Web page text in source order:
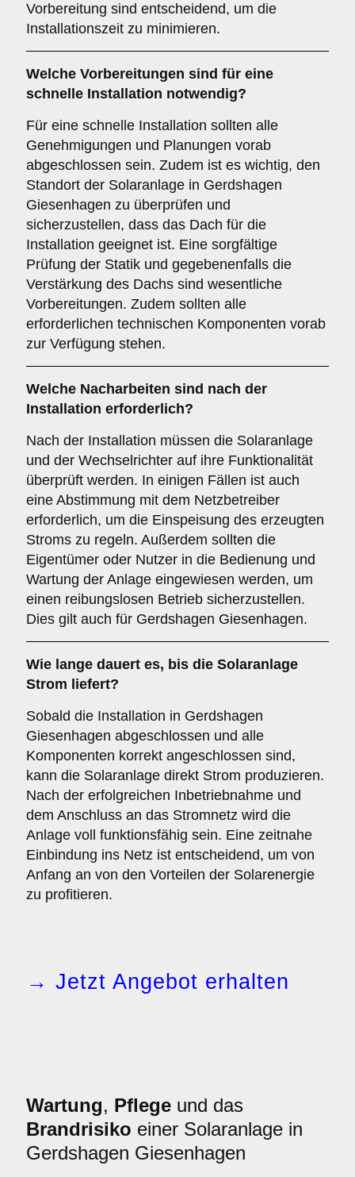
Vorbereitung sind entscheidend, um die
Installationszeit zu minimieren.
Welche Vorbereitungen sind für eine
schnelle Installation notwendig?
Für eine schnelle Installation sollten alle
Genehmigungen und Planungen vorab
abgeschlossen sein. Zudem ist es wichtig, den
Standort der Solaranlage in Gerdshagen
Giesenhagen zu überprüfen und
sicherzustellen, dass das Dach für die
Installation geeignet ist. Eine sorgfältige
Prüfung der Statik und gegebenenfalls die
Verstärkung des Dachs sind wesentliche
Vorbereitungen. Zudem sollten alle
erforderlichen technischen Komponenten vorab
zur Verfügung stehen.
Welche Nacharbeiten sind nach der
Installation erforderlich?
Nach der Installation müssen die Solaranlage
und der Wechselrichter auf ihre Funktionalität
überprüft werden. In einigen Fällen ist auch
eine Abstimmung mit dem Netzbetreiber
erforderlich, um die Einspeisung des erzeugten
Stroms zu regeln. Außerdem sollten die
Eigentümer oder Nutzer in die Bedienung und
Wartung der Anlage eingewiesen werden, um
einen reibungslosen Betrieb sicherzustellen.
Dies gilt auch für Gerdshagen Giesenhagen.
Wie lange dauert es, bis die Solaranlage
Strom liefert?
Sobald die Installation in Gerdshagen
Giesenhagen abgeschlossen und alle
Komponenten korrekt angeschlossen sind,
kann die Solaranlage direkt Strom produzieren.
Nach der erfolgreichen Inbetriebnahme und
dem Anschluss an das Stromnetz wird die
Anlage voll funktionsfähig sein. Eine zeitnahe
Einbindung ins Netz ist entscheidend, um von
Anfang an von den Vorteilen der Solarenergie
zu profitieren.
→ Jetzt Angebot erhalten
Wartung, Pflege und das
Brandrisiko einer Solaranlage in
Gerdshagen Giesenhagen